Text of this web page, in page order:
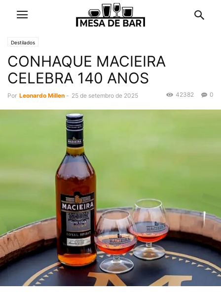
Destilados
CONHAQUE MACIEIRA
CELEBRA 140 ANOS
Por Leonardo Millen - 25 de setembro de 2025 0
42382